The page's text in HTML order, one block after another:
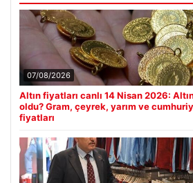
07/08/2026
Altın fiyatları canlı 14 Nisan 2026:
oldu? Gram, çeyrek, yarım ve
fiyatları